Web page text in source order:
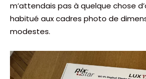
m’attendais pas à quelque chose
habitué aux cadres photo de
modestes.